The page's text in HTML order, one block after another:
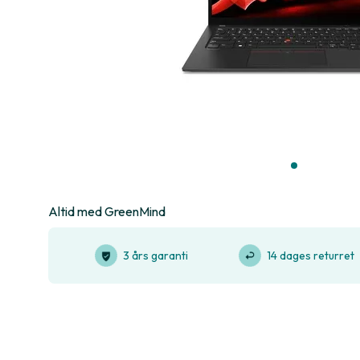
Altid med GreenMind
3 års garanti 14 dages returret